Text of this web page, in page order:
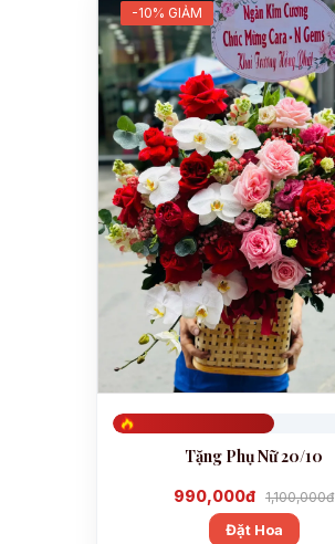
-10% GIẢM
Tặng Phụ Nữ 20/10
990,000đ 1,100,000đ
Đặt Hoa